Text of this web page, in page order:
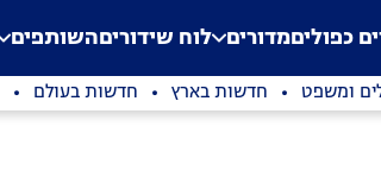
Application error: a
. כפוליםמדורים לוח שידוריםהשותפים
ומשפט חדשות בארץ חדשות בעולם